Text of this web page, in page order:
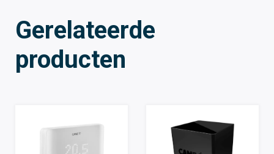
Gerelateerde
producten